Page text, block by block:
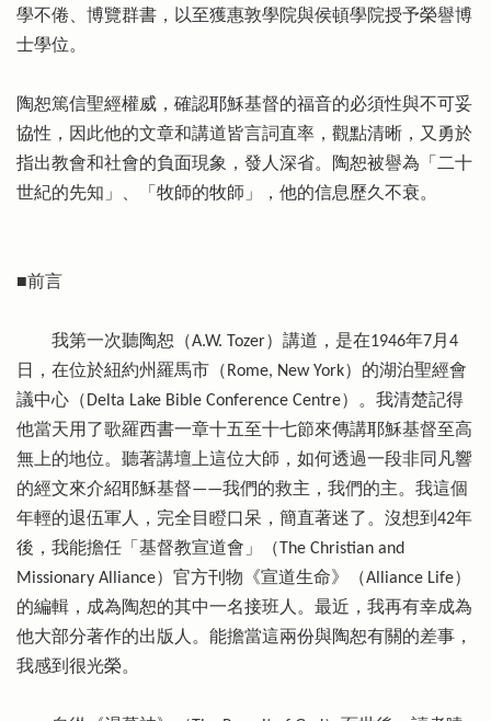
學不倦、博覽群書，以至獲惠敦學院與侯頓學院授予榮譽博
士學位。
陶恕篤信聖經權威，確認耶穌基督的福音的必須性與不可妥
協性，因此他的文章和講道皆言詞直率，觀點清晰，又勇於
指出教會和社會的負面現象，發人深省。陶恕被譽為「二十
世紀的先知」、「牧師的牧師」，他的信息歷久不衰。
■前言
我第一次聽陶恕（A.W. Tozer）講道，是在1946年7月4
日，在位於紐約州羅馬市（Rome, New York）的湖泊聖經會
議中心（Delta Lake Bible Conference Centre）。我清楚記得
他當天用了歌羅西書一章十五至十七節來傳講耶穌基督至高
無上的地位。聽著講壇上這位大師，如何透過一段非同凡響
的經文來介紹耶穌基督——我們的救主，我們的主。我這個
年輕的退伍軍人，完全目瞪口呆，簡直著迷了。沒想到42年
後，我能擔任「基督教宣道會」（The Christian and
Missionary Alliance）官方刊物《宣道生命》（Alliance Life）
的編輯，成為陶恕的其中一名接班人。最近，我再有幸成為
他大部分著作的出版人。能擔當這兩份與陶恕有關的差事，
我感到很光榮。